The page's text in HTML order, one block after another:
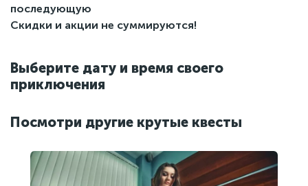
последующую
Cкидки и акции не суммируются!
Выберите дату и время своего
приключения
Посмотри другие крутые квесты